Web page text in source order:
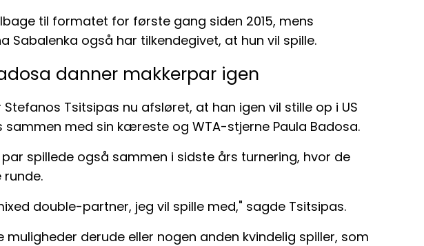
til formatet for første gang siden 2015, mens
Sabalenka også har tilkendegivet, at hun vil spille.
danner makkerpar igen
Tsitsipas nu afsløret, at han igen vil stille op i US
sammen med sin kæreste og WTA-stjerne Paula Badosa.
spillede også sammen i sidste års turnering, hvor de
double-partner, jeg vil spille med," sagde Tsitsipas.
muligheder derude eller nogen anden kvindelig spiller, som